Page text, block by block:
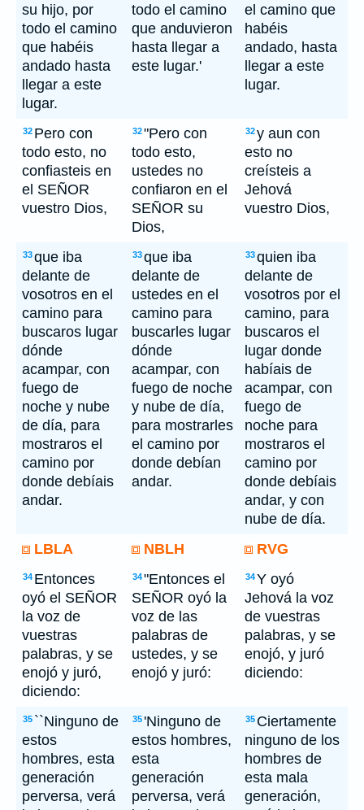
su hijo, por
todo el camino
que habéis
andado hasta
llegar a este
lugar.
todo el camino
que anduvieron
hasta llegar a
este lugar.'
el camino que
habéis
andado, hasta
llegar a este
lugar.
32 Pero con
todo esto, no
confiasteis en
el SEÑOR
vuestro Dios,
32"Pero con
todo esto,
ustedes no
confiaron en el
SEÑOR su
Dios,
32y aun con
esto no
creísteis a
Jehová
vuestro Dios,
33que iba
delante de
vosotros en el
camino para
buscaros lugar
dónde
acampar, con
fuego de
noche y nube
de día, para
mostraros el
camino por
donde debíais
andar.
33que iba
delante de
ustedes en el
camino para
buscarles lugar
dónde
acampar, con
fuego de noche
y nube de día,
para mostrarles
el camino por
donde debían
andar.
33quien iba
delante de
vosotros por el
camino, para
buscaros el
lugar donde
habíais de
acampar, con
fuego de
noche para
mostraros el
camino por
donde debíais
andar, y con
nube de día.
LBLA
NBLH RVG
34 Entonces
oyó el SEÑOR
la voz de
vuestras
palabras, y se
enojó y juró,
diciendo:
34"Entonces el
SEÑOR oyó la
voz de las
palabras de
ustedes, y se
enojó y juró:
34Y oyó
Jehová la voz
de vuestras
palabras, y se
enojó, y juró
diciendo:
35 ``Ninguno de
estos
hombres, esta
generación
perversa, verá
35 'Ninguno de
estos hombres,
esta
generación
perversa, verá
35 Ciertamente
ninguno de los
hombres de
esta mala
generación,